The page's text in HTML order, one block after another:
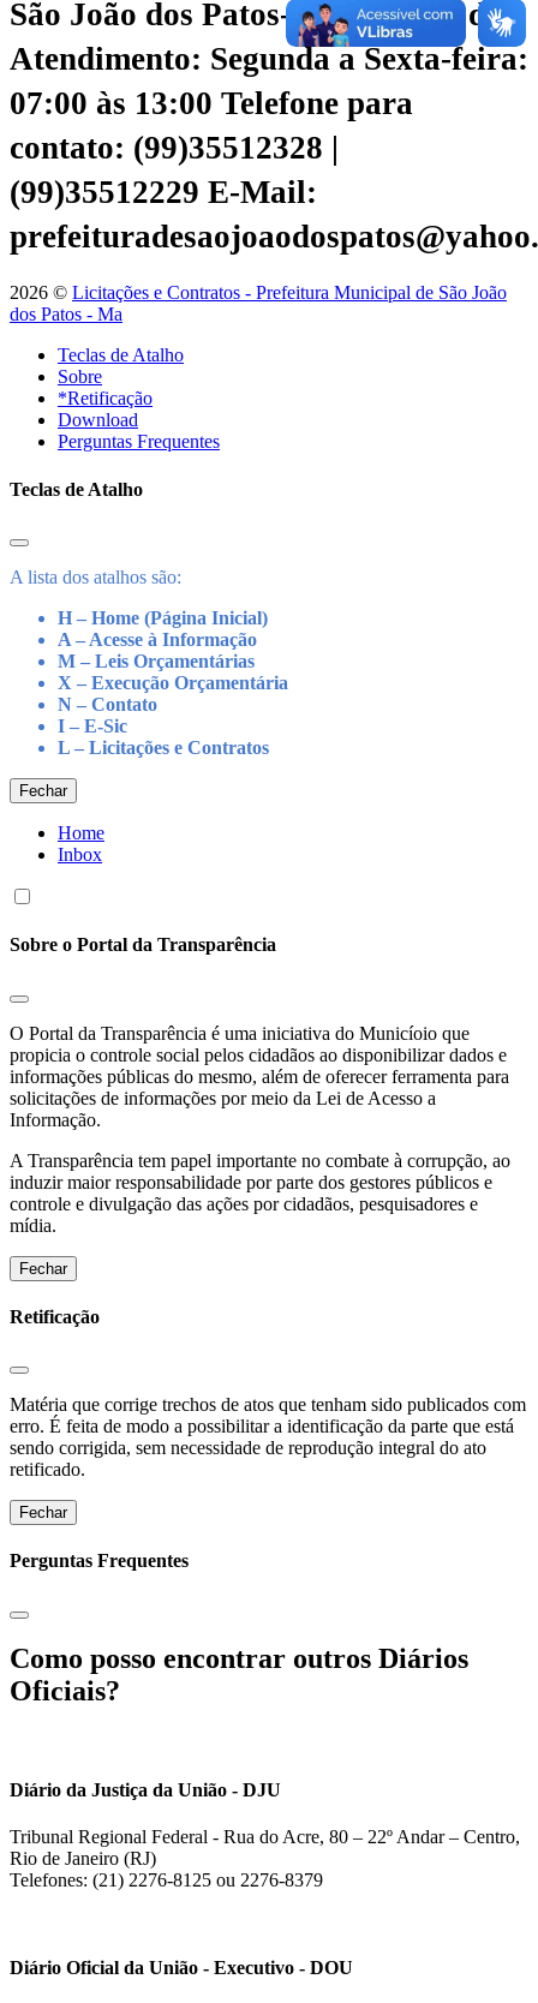
São João dos Patos-MaHorário de
Atendimento: Segunda a Sexta-feira:
07:00 às 13:00 Telefone para
contato: (99)35512328 |
(99)35512229 E-Mail:
2026 © Licitações e Contratos - Prefeitura Municipal de São João
dos Patos - Ma
Teclas de Atalho
Sobre
*Retificação
Download
Perguntas Frequentes
Teclas de Atalho
A lista dos atalhos são:
H – Home (Página Inicial)
A – Acesse à Informação
M – Leis Orçamentárias
X – Execução Orçamentária
N – Contato
I – E-Sic
L – Licitações e Contratos
Fechar
Home
Inbox
Sobre o Portal da Transparência
O Portal da Transparência é uma iniciativa do Municíoio que
propicia o controle social pelos cidadãos ao disponibilizar dados e
informações públicas do mesmo, além de oferecer ferramenta para
solicitações de informações por meio da Lei de Acesso a
Informação.
A Transparência tem papel importante no combate à corrupção, ao
induzir maior responsabilidade por parte dos gestores públicos e
controle e divulgação das ações por cidadãos, pesquisadores e
mídia.
Fechar
Retificação
Matéria que corrige trechos de atos que tenham sido publicados com
erro. É feita de modo a possibilitar a identificação da parte que está
sendo corrigida, sem necessidade de reprodução integral do ato
retificado.
Fechar
Perguntas Frequentes
Como posso encontrar outros Diários
Oficiais?
Diário da Justiça da União - DJU
Tribunal Regional Federal - Rua do Acre, 80 – 22º Andar – Centro,
Rio de Janeiro (RJ)
Telefones: (21) 2276-8125 ou 2276-8379
Diário Oficial da União - Executivo - DOU